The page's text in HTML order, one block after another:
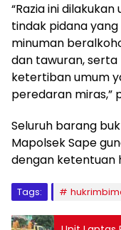
“Razia ini
tindak pidana
minuman
dan tawuran,
ketertiban umum
peredaran miras,”
Seluruh barang
Mapolsek Sape
dengan ketentuan
Tags: